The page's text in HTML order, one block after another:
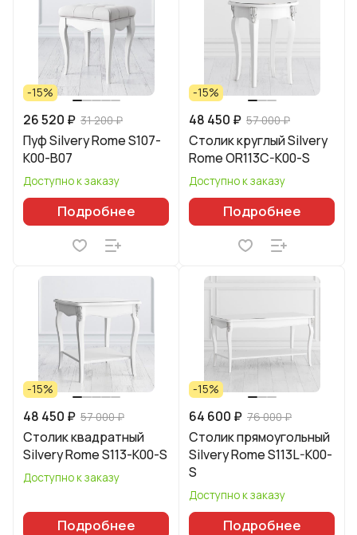
-15%
26 520 ₽ 31 200 ₽
Пуф Silvery Rome S107-
K00-B07
Доступно к заказу
Подробнее
-15%
48 450 ₽ 57 000 ₽
Столик круглый Silvery
Rome OR113C-K00-S
Доступно к заказу
Подробнее
-15%
48 450 ₽ 57 000 ₽
Столик квадратный
Silvery Rome S113-K00-S
Доступно к заказу
Подробнее
-15%
64 600 ₽ 76 000 ₽
Столик прямоугольный
Silvery Rome S113L-K00-
S
Доступно к заказу
Подробнее